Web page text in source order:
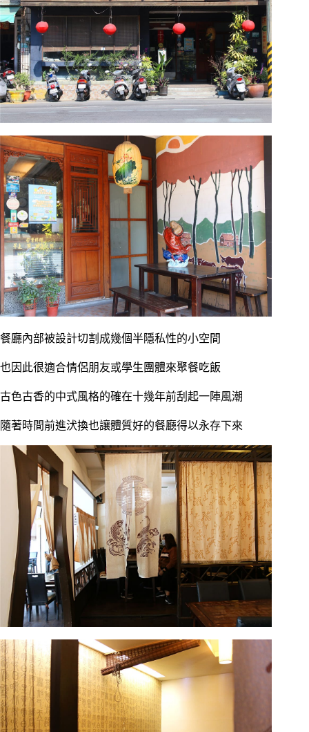
餐廳內部被設計切割成幾個半隱私性的小空間
也因此很適合情侶朋友或學生團體來聚餐吃飯
古色古香的中式風格的確在十幾年前刮起一陣風潮
隨著時間前進汱換也讓體質好的餐廳得以永存下來